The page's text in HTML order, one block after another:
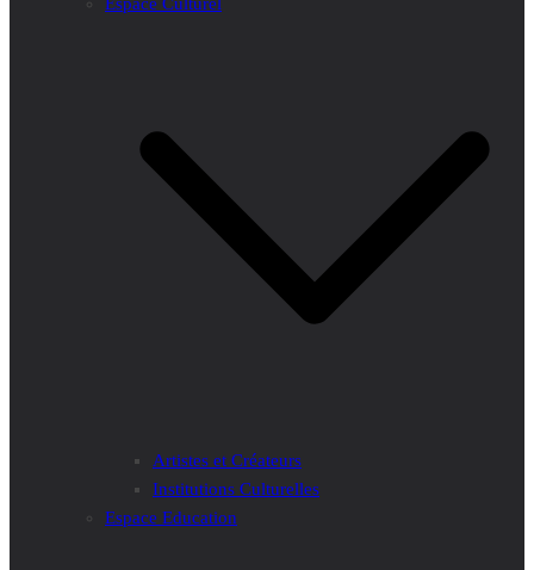
Artistes et Créateurs
Institutions Culturelles
Espace Education